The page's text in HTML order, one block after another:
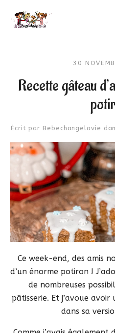
30
Recette gâteau
Écrit par Bebechangelavie
Ce week-end, des amis
d’un énorme potiron !
de nombreuses
pâtisserie. Et j’avoue
dans sa